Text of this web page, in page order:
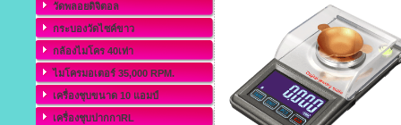
วัดพลอยดิจิตอล
กระบองวัดไซค์ขาว
กล้องไมโคร 40เท่า
ไมโครมอเตอร์ 35,000 RPM.
เครื่องชุบขนาด 10 แอมป์
เครื่องชุบปากกาRL